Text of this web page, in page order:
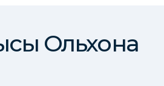
Ольхона